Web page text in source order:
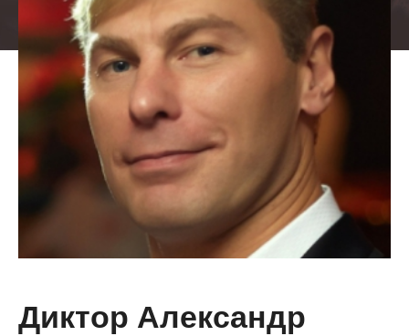
Диктор Александр